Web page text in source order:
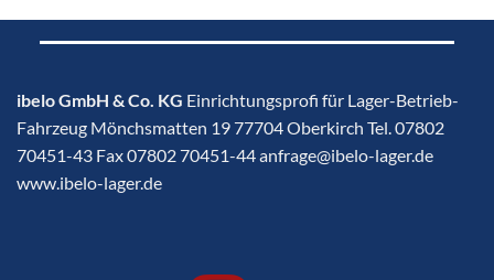
ibelo GmbH & Co. KG Einrichtungsprofi für Lager-Betrieb-
Fahrzeug Mönchsmatten 19 77704 Oberkirch Tel. 07802
70451-43 Fax 07802 70451-44 anfrage@ibelo-lager.de
www.ibelo-lager.de